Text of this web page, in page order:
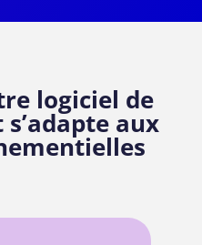
logiciel de
aux